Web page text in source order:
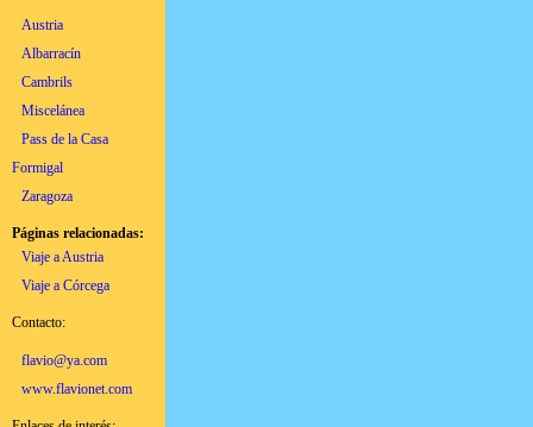
Austria
Albarracín
Cambrils
Miscelánea
Pass de la Casa
Formigal
Zaragoza
Páginas relacionadas:
Viaje a Austria
Viaje a Córcega
Contacto:
flavio@ya.com
www.flavionet.com